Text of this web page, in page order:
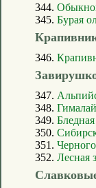
344.
345. Бурая
346.
347.
348.
349.
350.
351.
352. Лесная